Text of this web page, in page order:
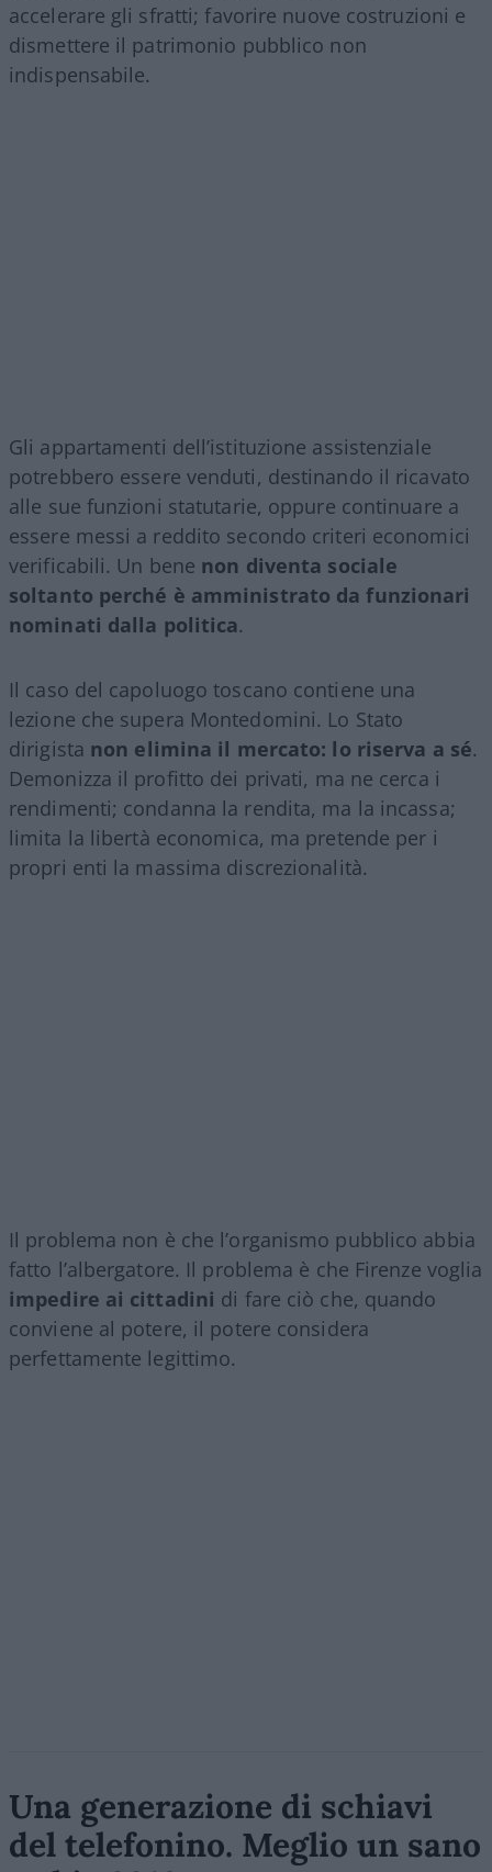
accelerare gli sfratti; favorire nuove costruzioni e
dismettere il patrimonio pubblico non
indispensabile.
Gli appartamenti dell’istituzione assistenziale
potrebbero essere venduti, destinando il ricavato
alle sue funzioni statutarie, oppure continuare a
essere messi a reddito secondo criteri economici
verificabili. Un bene non diventa sociale
soltanto perché è amministrato da funzionari
nominati dalla politica.
Il caso del capoluogo toscano contiene una
lezione che supera Montedomini. Lo Stato
dirigista non elimina il mercato: lo riserva a sé.
Demonizza il profitto dei privati, ma ne cerca i
rendimenti; condanna la rendita, ma la incassa;
limita la libertà economica, ma pretende per i
propri enti la massima discrezionalità.
Il problema non è che l’organismo pubblico abbia
fatto l’albergatore. Il problema è che Firenze voglia
impedire ai cittadini di fare ciò che, quando
conviene al potere, il potere considera
perfettamente legittimo.
Una generazione di schiavi
del telefonino. Meglio un sano